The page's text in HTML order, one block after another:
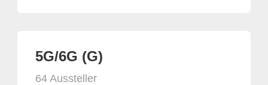
5G/6G (G)
64 Aussteller